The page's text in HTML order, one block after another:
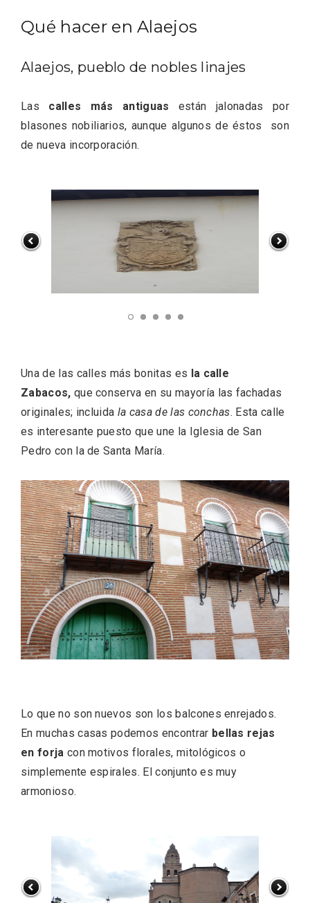
Qué hacer en Alaejos
Alaejos, pueblo de nobles linajes
Las calles más antiguas están jalonadas por
blasones nobiliarios, aunque algunos de éstos son
de nueva incorporación.
Una de las calles más bonitas es la calle
Zabacos, que conserva en su mayoría las fachadas
originales; incluida la casa de las conchas. Esta calle
es interesante puesto que une la Iglesia de San
Pedro con la de Santa María.
Lo que no son nuevos son los balcones enrejados.
En muchas casas podemos encontrar bellas rejas
en forja con motivos florales, mitológicos o
simplemente espirales. El conjunto es muy
armonioso.
Fiesta de los Fueros 2026 de Sepúlveda
Velay, una imagen renovada para el
de Guadarrama en su vertiente
segoviana